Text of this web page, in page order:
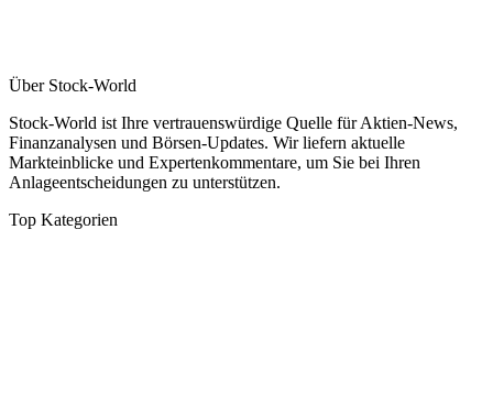
Über Stock-World
Stock-World ist Ihre vertrauenswürdige Quelle für Aktien-News,
Finanzanalysen und Börsen-Updates. Wir liefern aktuelle
Markteinblicke und Expertenkommentare, um Sie bei Ihren
Anlageentscheidungen zu unterstützen.
Top Kategorien